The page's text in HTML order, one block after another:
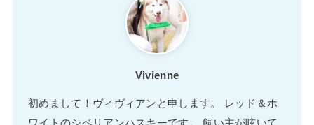
Vivienne
初めまして！ヴィヴィアンと申します。 レッド＆ホ